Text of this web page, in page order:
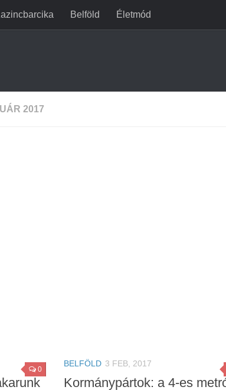
Belföld Életmód
2017
0
BELFÖLD 3 FEB, 2017
Kormánypártok: a 4-es